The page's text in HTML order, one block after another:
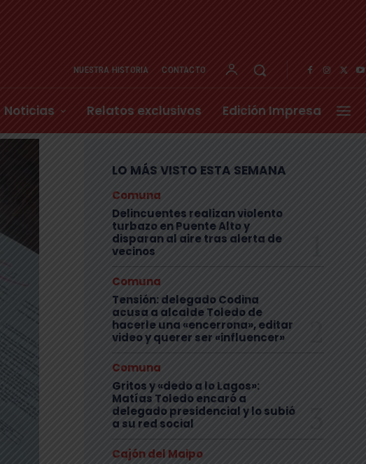
NUESTRA HISTORIA CONTACTO
Noticias Relatos exclusivos Edición Impresa
LO MÁS VISTO ESTA SEMANA
Comuna
Delincuentes realizan violento
turbazo en Puente Alto y
disparan al aire tras alerta de
vecinos
Comuna
Tensión: delegado Codina
acusa a alcalde Toledo de
hacerle una «encerrona», editar
video y querer ser «influencer»
Comuna
Gritos y «dedo a lo Lagos»:
Matías Toledo encaró a
delegado presidencial y lo subió
a su red social
Cajón del Maipo